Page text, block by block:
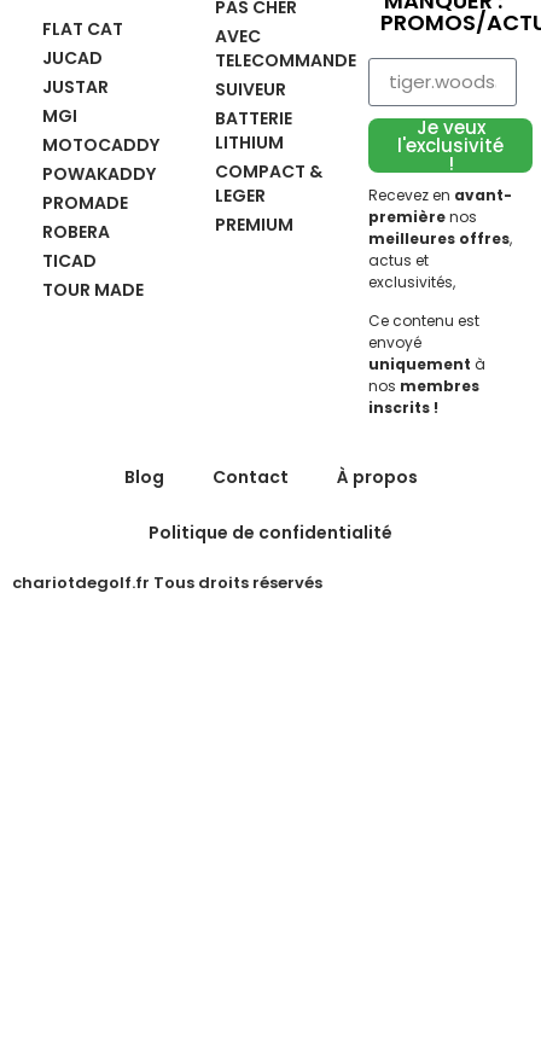
FLAT CAT
JUCAD
JUSTAR
MGI
MOTOCADDY
POWAKADDY
PROMADE
ROBERA
TICAD
TOUR MADE
PAS CHER
AVEC
TELECOMMANDE
SUIVEUR
BATTERIE
LITHIUM
COMPACT &
LEGER
PREMIUM
PROMOS/
Je veux
l'exclusivité
!
Recevez en avant-
premièrenos
meilleures offres,
actus et
exclusivités,
Ce contenu est
envoyé
uniquement à
nos membres
inscrits !
chariotdegolf.fr Tous droits réservés
Blog Contact À propos
Politique de confidentialité